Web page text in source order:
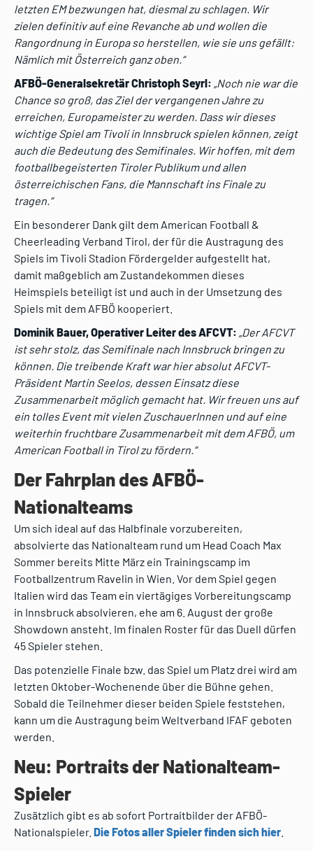
letzten EM bezwungen hat, diesmal zu schlagen. Wir
zielen definitiv auf eine Revanche ab und wollen die
Rangordnung in Europa so herstellen, wie sie uns gefällt:
Nämlich mit Österreich ganz oben.“
AFBÖ-Generalsekretär Christoph Seyrl: „Noch nie war die
Chance so groß, das Ziel der vergangenen Jahre zu
erreichen, Europameister zu werden. Dass wir dieses
wichtige Spiel am Tivoli in Innsbruck spielen können, zeigt
auch die Bedeutung des Semifinales. Wir hoffen, mit dem
footballbegeisterten Tiroler Publikum und allen
österreichischen Fans, die Mannschaft ins Finale zu
tragen.“
Ein besonderer Dank gilt dem American Football &
Cheerleading Verband Tirol, der für die Austragung des
Spiels im Tivoli Stadion Fördergelder aufgestellt hat,
damit maßgeblich am Zustandekommen dieses
Heimspiels beteiligt ist und auch in der Umsetzung des
Spiels mit dem AFBÖ kooperiert.
Dominik Bauer, Operativer Leiter des AFCVT: „Der AFCVT
ist sehr stolz, das Semifinale nach Innsbruck bringen zu
können. Die treibende Kraft war hier absolut AFCVT-
Präsident Martin Seelos, dessen Einsatz diese
Zusammenarbeit möglich gemacht hat. Wir freuen uns auf
ein tolles Event mit vielen ZuschauerInnen und auf eine
weiterhin fruchtbare Zusammenarbeit mit dem AFBÖ, um
American Football in Tirol zu fördern.“
Der Fahrplan des AFBÖ-
Nationalteams
Um sich ideal auf das Halbfinale vorzubereiten,
absolvierte das Nationalteam rund um Head Coach Max
Sommer bereits Mitte März ein Trainingscamp im
Footballzentrum Ravelin in Wien. Vor dem Spiel gegen
Italien wird das Team ein viertägiges Vorbereitungscamp
in Innsbruck absolvieren, ehe am 6. August der große
Showdown ansteht. Im finalen Roster für das Duell dürfen
45 Spieler stehen.
Das potenzielle Finale bzw. das Spiel um Platz drei wird am
letzten Oktober-Wochenende über die Bühne gehen.
Sobald die Teilnehmer dieser beiden Spiele feststehen,
kann um die Austragung beim Weltverband IFAF geboten
werden.
Neu: Portraits der Nationalteam-
Spieler
Zusätzlich gibt es ab sofort Portraitbilder der AFBÖ-
Nationalspieler. Die Fotos aller Spieler finden sich hier